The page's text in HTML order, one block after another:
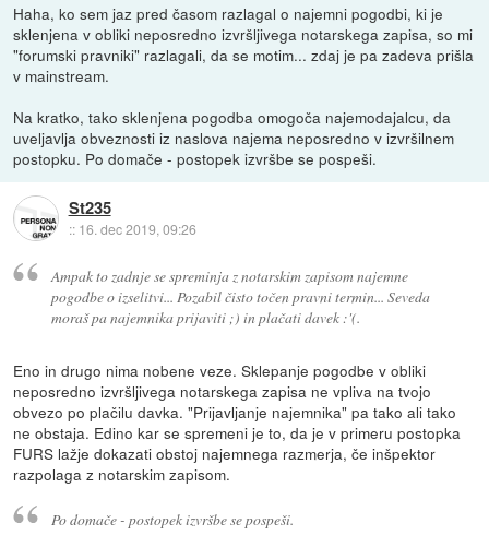
Haha, ko sem jaz pred časom razlagal o najemni pogodbi, ki je
sklenjena v obliki neposredno izvršljivega notarskega zapisa, so mi
"forumski pravniki" razlagali, da se motim... zdaj je pa zadeva prišla
v mainstream.
Na kratko, tako sklenjena pogodba omogoča najemodajalcu, da
uveljavlja obveznosti iz naslova najema neposredno v izvršilnem
postopku. Po domače - postopek izvršbe se pospeši.
St235
:: 16. dec 2019, 09:26
Ampak to zadnje se spreminja z notarskim zapisom najemne
pogodbe o izselitvi... Pozabil čisto točen pravni termin... Seveda
moraš pa najemnika prijaviti ;) in plačati davek :'(.
Eno in drugo nima nobene veze. Sklepanje pogodbe v obliki
neposredno izvršljivega notarskega zapisa ne vpliva na tvojo
obvezo po plačilu davka. "Prijavljanje najemnika" pa tako ali tako
ne obstaja. Edino kar se spremeni je to, da je v primeru postopka
FURS lažje dokazati obstoj najemnega razmerja, če inšpektor
razpolaga z notarskim zapisom.
Po domače - postopek izvršbe se pospeši.